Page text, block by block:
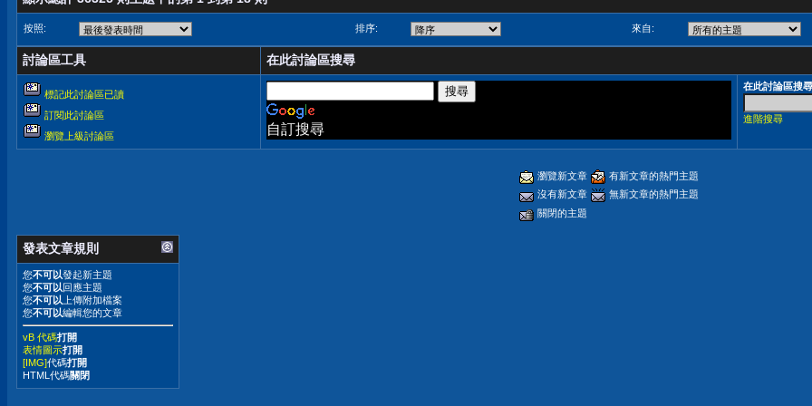
按照: 排序: 來自:
討論區工具 在此討論區搜尋
標記此討論區已讀
訂閱此討論區
瀏覽上級討論區
自訂搜尋
在此討論區搜尋
進階搜尋
瀏覽新文章
有新文章的熱門主題
沒有新文章
無新文章的熱門主題
關閉的主題
發表文章規則
您不可以發起新主題
您不可以回應主題
您不可以 上傳附加檔案
您不可以編輯您的文章
vB 代碼打開
表情圖示打開
[IMG]代碼打開
HTML代碼關閉